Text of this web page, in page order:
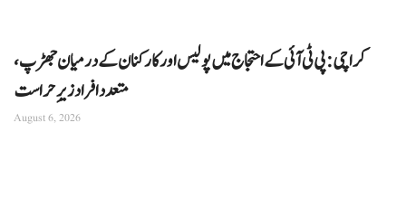
کراچی: پی ٹی آئی کے احتجاج میں پولیس اور کارکنان کے درمیان جھڑپ،
متعدد افراد زیرِ حراست
August 6, 2026